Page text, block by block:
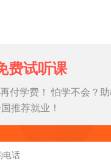
费试听课
付学费！ 怕学不会？
推荐就业！